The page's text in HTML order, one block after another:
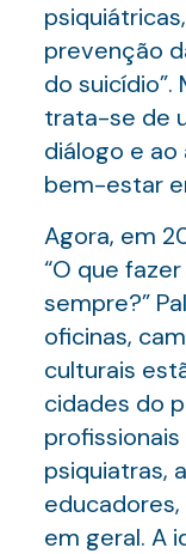
prevenção
do suicídio”.
trata-se de
diálogo e
bem-estar
Agora, em
“O que
sempre?”
oficinas,
culturais
cidades do
psiquiatras,
em geral. A